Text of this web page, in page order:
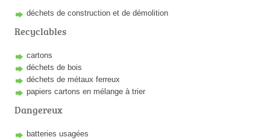
déchets de construction et de démolition
Recyclables
cartons
déchets de bois
déchets de métaux ferreux
papiers cartons en mélange à trier
Dangereux
batteries usagées